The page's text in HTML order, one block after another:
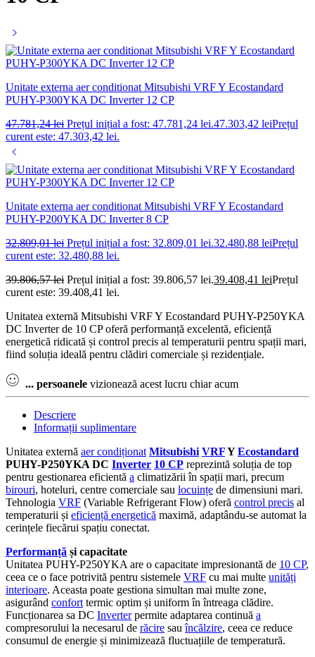
Unitate externa aer conditionat Mitsubishi VRF Y Ecostandard
PUHY-P300YKA DC Inverter 12 CP
47.781,24lei Prețul inițial a fost: 47.781,24 lei.47.303,42 leiPrețul
curent este: 47.303,42 lei.
Unitate externa aer conditionat Mitsubishi VRF Y Ecostandard
PUHY-P200YKA DC Inverter 8 CP
32.809,01lei Prețul inițial a fost: 32.809,01 lei.32.480,88 leiPrețul
curent este: 32.480,88 lei.
39.806,57lei Prețul inițial a fost: 39.806,57 lei.39.408,41 leiPrețul
curent este: 39.408,41 lei.
Unitatea externă Mitsubishi VRF Y Ecostandard PUHY-P250YKA
DC Inverter de 10 CP oferă performanță excelentă, eficiență
energetică ridicată și control precis al temperaturii pentru spații mari,
fiind soluția ideală pentru clădiri comerciale și rezidențiale.
... persoanele vizionează acest lucru chiar acum
Descriere
Informații suplimentare
Unitatea externă aer condiționat Mitsubishi VRFYEcostandard
PUHY-P250YKA DC Inverter 10 CP reprezintă soluția de top
pentru gestionarea eficientă a climatizării în spații mari, precum
birouri, hoteluri, centre comerciale sau locuințe de dimensiuni mari.
Tehnologia VRF (Variable Refrigerant Flow) oferă control precis al
temperaturii și eficiență energetică maximă, adaptându-se automat la
cerințele fiecărui spațiu conectat.
Performanță și capacitate
Unitatea PUHY-P250YKA are o capacitate impresionantă de 10 CP,
ceea ce o face potrivită pentru sistemele VRF cu mai multe unități
interioare. Aceasta poate gestiona simultan mai multe zone,
asigurând confort termic optim și uniform în întreaga clădire.
Funcționarea sa DC Inverterpermite adaptarea continuă a
compresorului la necesarul de răcire sauîncălzire, ceea ce reduce
consumul de energie și minimizează fluctuațiile de temperatură.